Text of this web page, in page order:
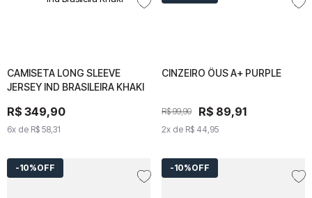
CAMISETA LONG SLEEVE
JERSEY IND BRASILEIRA KHAKI
R$ 349,90
6x de R$ 58,31
CAMISETA LONG SLEEVE
JERSEY IND BRASILEIRA
R$ 349,90
6x deR$ 58
CINZEIRO ÖUS A+ PURPLE
R$ 99,90 R$ 89,91
2x de R$ 44,95
CINZEIRO ÖUS A+
R$ 99 90 R$89,
2x deR$ 44
10%OFF 10%OFF